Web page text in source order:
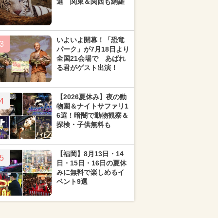
3
いよいよ開幕！「恐竜
パーク」が7月18日より
全国21会場で あばれ
る君がゲスト出演！
4
【2026夏休み】夜の動
物園＆ナイトサファリ1
6選！暗闇で動物観察＆
探検・子供無料も
5
【福岡】8月13日・14
日・15日・16日の夏休
みに無料で楽しめるイ
ベント9選